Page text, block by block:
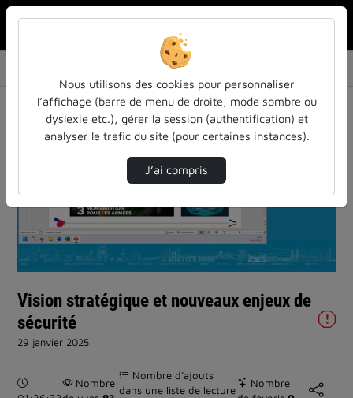
Vision stratégique et nouveaux enjeux de séc…
Lire
la
vidéo
Vision stratégique et nouveaux enjeux de
sécurité
29 janvier 2025
Durée :
Nombre
Nombre d’ajouts
dans une liste de lecture
Nombre
Nous utilisons des cookies pour personnaliser
l’affichage (barre de menu de droite, mode sombre ou
dyslexie etc.), gérer la session (authentification) et
analyser le trafic du site (pour certaines instances).
J’ai compris